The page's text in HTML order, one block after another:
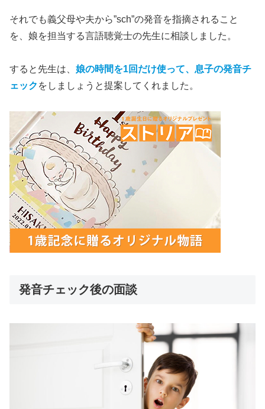
それでも義父母や夫から”sch”の発音を指摘されること
を、娘を担当する言語聴覚士の先生に相談しました。
すると先生は、 娘の時間を1回だけ使って、息子の発音チ
ェック をしましょうと提案してくれました。
発音チェック後の面談